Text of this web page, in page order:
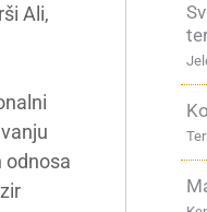
Ali,
odnosa